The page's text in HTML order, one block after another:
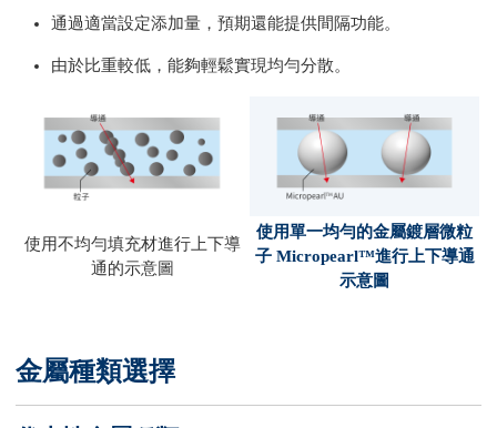
通過適當設定添加量，預期還能提供間隔功能。
由於比重較低，能夠輕鬆實現均勻分散。
使用不均勻填充材進行上下導
通的示意圖
使用單一均勻的金屬鍍層微粒
子 Micropearl™進行上下導通
示意圖
金屬種類選擇